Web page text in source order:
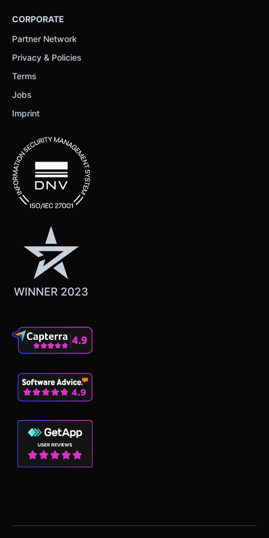
CORPORATE
Partner Network
Privacy & Policies
Terms
Jobs
Imprint